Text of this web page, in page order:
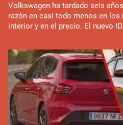
Volkswagen ha tardado seis
razón en casi todo menos en los
interior y en el precio. El nuevo